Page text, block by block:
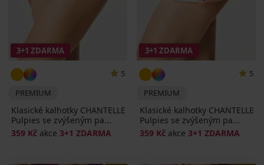
3+1 ZDARMA
5
PREMIUM
Klasické kalhotky CHANTELLE
Pulpies se zvýšeným pa...
359 Kč akce 3+1 ZDARMA
3+1 ZDARMA
5
PREMIUM
Klasické kalhotky CHANTELLE
Pulpies se zvýšeným pa...
359 Kč akce 3+1 ZDARMA